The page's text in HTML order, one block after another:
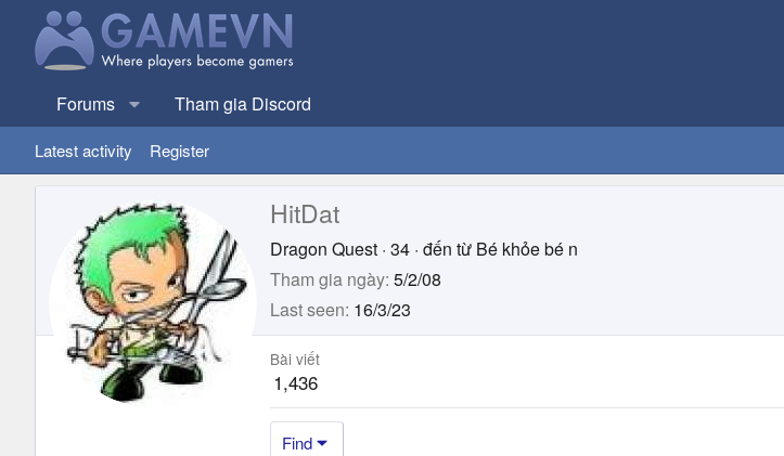
Forums Tham gia Discord
Latest activity Register
HitDat
Dragon Quest · 34 · đến từ Bé khỏe bé n
Tham gia ngày 5/2/08
Last seen 16/3/23
Bài viết
1,436
Find